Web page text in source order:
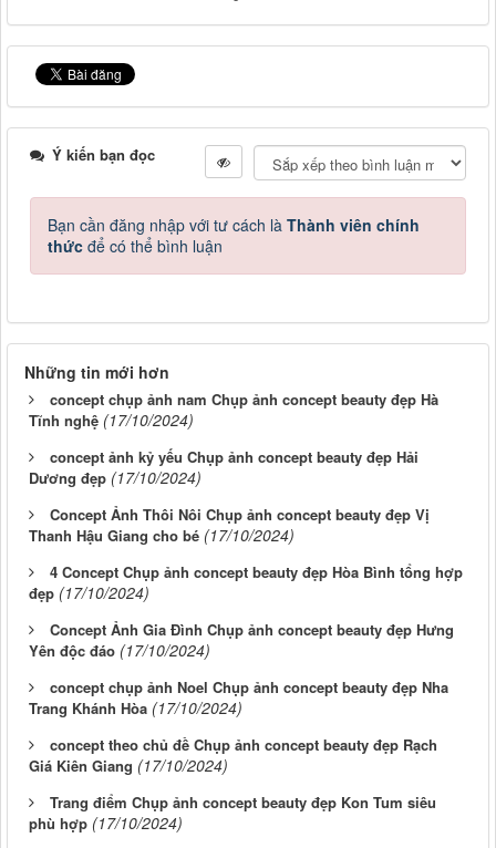
Ý kiến bạn đọc
Bạn cần đăng nhập với tư cách là Thành viên chính
thức để có thể bình luận
Những tin mới hơn
concept chụp ảnh nam Chụp ảnh concept beauty đẹp Hà
Tĩnh nghệ (17/10/2024)
concept ảnh kỷ yếu Chụp ảnh concept beauty đẹp Hải
Dương đẹp (17/10/2024)
Concept Ảnh Thôi Nôi Chụp ảnh concept beauty đẹp Vị
Thanh Hậu Giang cho bé (17/10/2024)
4 Concept Chụp ảnh concept beauty đẹp Hòa Bình tổng hợp
đẹp (17/10/2024)
Concept Ảnh Gia Đình Chụp ảnh concept beauty đẹp Hưng
Yên độc đáo (17/10/2024)
concept chụp ảnh Noel Chụp ảnh concept beauty đẹp Nha
Trang Khánh Hòa (17/10/2024)
concept theo chủ đề Chụp ảnh concept beauty đẹp Rạch
Giá Kiên Giang (17/10/2024)
Trang điểm Chụp ảnh concept beauty đẹp Kon Tum siêu
phù hợp (17/10/2024)